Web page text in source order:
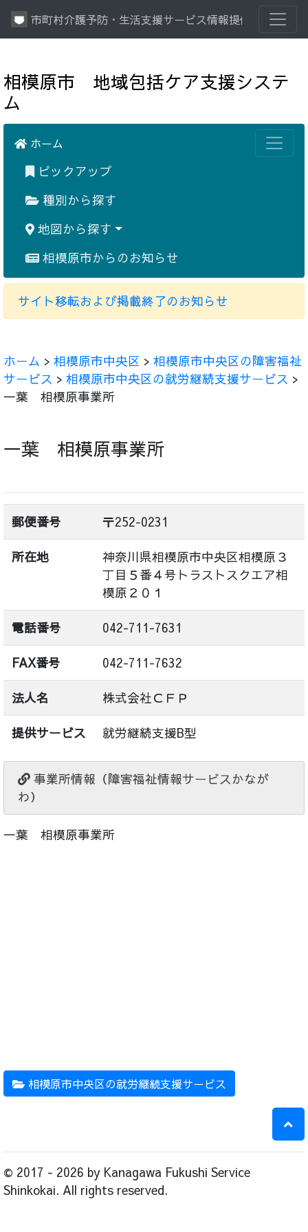
市町村介護予防・生活支援サービス情報提供システム
相模原市 地域包括ケア支援システ
ム
ホーム
ピックアップ
種別から探す
地図から探す
相模原市からのお知らせ
サイト移転および掲載終了のお知らせ
ホーム > 相模原市中央区 > 相模原市中央区の障害福祉
サービス > 相模原市中央区の就労継続支援サービス >
一葉 相模原事業所
一葉 相模原事業所
郵便番号 〒252-0231
所在地
神奈川県相模原市中央区相模原３
丁目５番４号トラストスクエア相
模原２０１
電話番号 042-711-7631
FAX番号 042-711-7632
法人名 株式会社ＣＦＰ
提供サービス 就労継続支援B型
事業所情報（障害福祉情報サービスかなが
わ）
一葉 相模原事業所
相模原市中央区の就労継続支援サービス
© 2017 - 2026 by Kanagawa Fukushi Service
Shinkokai. All rights reserved.